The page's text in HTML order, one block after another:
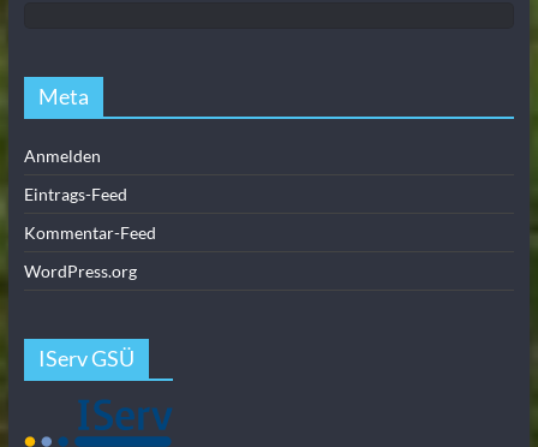
Meta
Anmelden
Eintrags-Feed
Kommentar-Feed
WordPress.org
IServ GSÜ